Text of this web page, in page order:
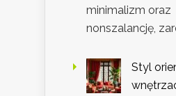
minimalizm oraz
nonszalancję,
Styl